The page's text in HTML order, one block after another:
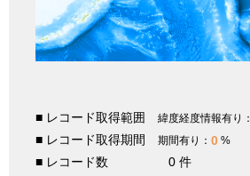
■ レコード取得範囲 緯度経度情報有り：
■ レコード取得期間 期間有り： 0 %
■ レコード数
0 件